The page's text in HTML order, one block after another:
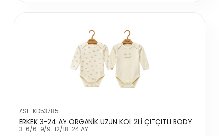
ASL-KD53785
ERKEK 3-24 AY ORGANİK UZUN KOL 2Lİ ÇITÇITLI BODY
3-6/6-9/9-12/18-24 AY